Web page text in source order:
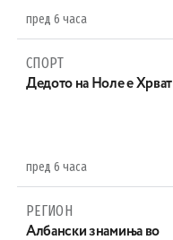
пред 6 часа
СПОРТ
Дедото на Ноле е Хрват
пред 6 часа
РЕГИОН
Aлбански знамиња во